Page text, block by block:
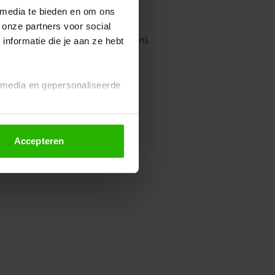
te bieden en om ons
partners voor social
die je aan ze hebt
en gepersonaliseerde
altijd wijzigen of
Accepteren
console for more information).